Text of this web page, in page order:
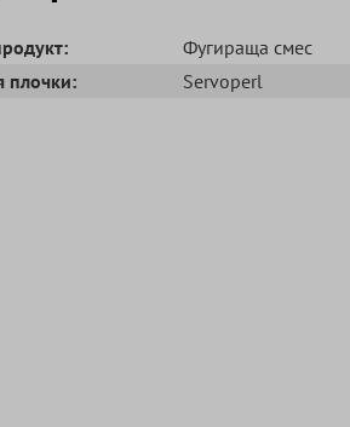
Фугираща смес
плочки:
Servoperl